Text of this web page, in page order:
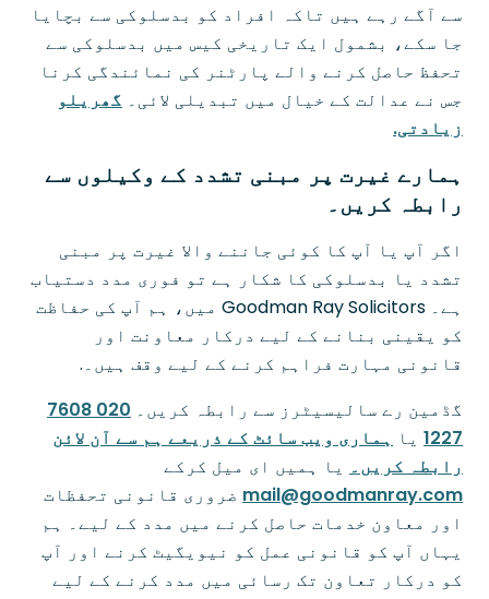
سے آگے رہے ہیں تاکہ افراد کو بدسلوکی سے بچایا
جا سکے، بشمول ایک تاریخی کیس میں بدسلوکی سے
تحفظ حاصل کرنے والے پارٹنر کی نمائندگی کرنا
جس نے عدالت کے خیال میں تبدیلی لائی۔ گھریلو
زیادتی.
ہمارے غیرت پر مبنی تشدد کے وکیلوں سے
رابطہ کریں۔
اگر آپ یا آپ کا کوئی جاننے والا غیرت پر مبنی
تشدد یا بدسلوکی کا شکار ہے تو فوری مدد دستیاب
ہے۔ Goodman Ray Solicitors میں، ہم آپ کی حفاظت
کو یقینی بنانے کے لیے درکار معاونت اور
قانونی مہارت فراہم کرنے کے لیے وقف ہیں۔.
گڈمین رے سالیسیٹرز سے رابطہ کریں۔
020 7608
1227 یا ہماری ویب سائٹ کے ذریعے ہم سے آن لائن
رابطہ کریں۔ یا ہمیں ای میل کرکے
mail@goodmanray.com ضروری قانونی تحفظات
اور معاون خدمات حاصل کرنے میں مدد کے لیے۔ ہم
یہاں آپ کو قانونی عمل کو نیویگیٹ کرنے اور آپ
کو درکار تعاون تک رسائی میں مدد کرنے کے لیے